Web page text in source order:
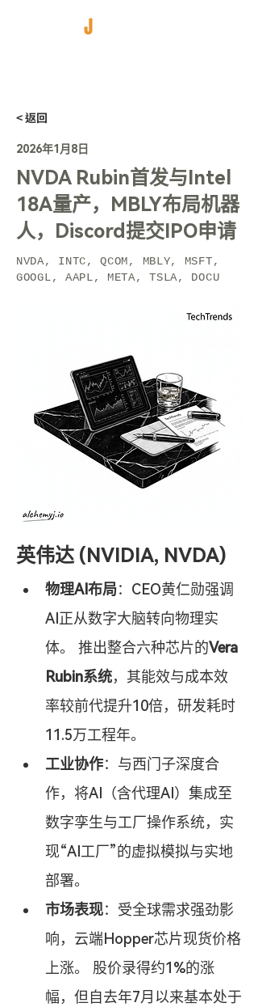
< 返回
2026年1月8日
NVDA Rubin首发与Intel
18A量产，MBLY布局机器
人，Discord提交IPO申请
NVDA, INTC, QCOM, MBLY, MSFT,
GOOGL, AAPL, META, TSLA, DOCU
英伟达 (NVIDIA, NVDA)
物理AI布局：CEO黄仁勋强调
AI正从数字大脑转向物理实
体。 推出整合六种芯片的Vera
Rubin系统，其能效与成本效
率较前代提升10倍，研发耗时
11.5万工程年。
工业协作：与西门子深度合
作，将AI（含代理AI）集成至
数字孪生与工厂操作系统，实
现“AI工厂”的虚拟模拟与实地
部署。
市场表现：受全球需求强劲影
响，云端Hopper芯片现货价格
上涨。 股价录得约1%的涨
幅，但自去年7月以来基本处于